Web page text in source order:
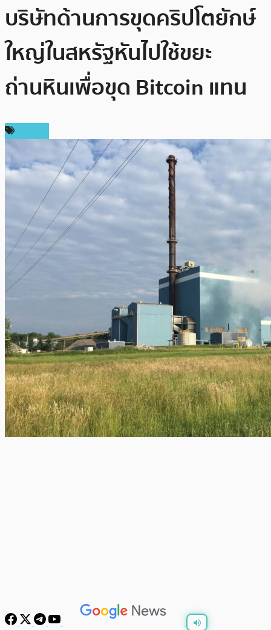
บริษัทด้านการขุดคริปโตยักษ์
ใหญ่ในสหรัฐหันไปใช้ขยะ
ถ่านหินเพื่อขุด Bitcoin แทน